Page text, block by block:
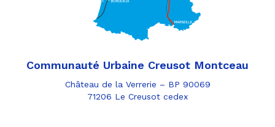
Communauté Urbaine Creusot Montceau
Château de la Verrerie – BP 90069
71206 Le Creusot cedex